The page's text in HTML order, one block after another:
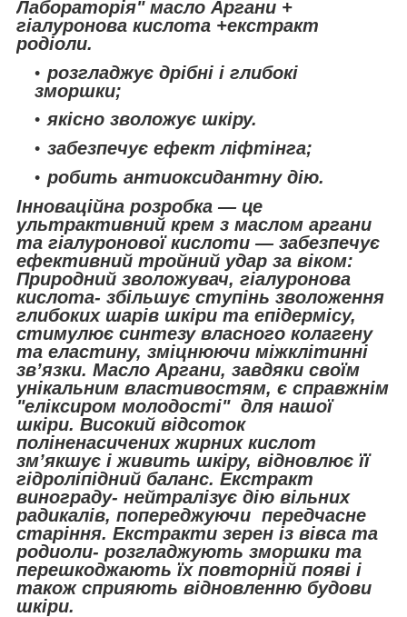
Лабораторія" масло Аргани +
гіалуронова кислота +екстракт
родіоли.
розгладжує дрібні і глибокі
зморшки;
якісно зволожує шкіру.
забезпечує ефект ліфтінга;
робить антиоксидантну дію.
Інноваційна розробка — це
ультрактивний крем з маслом аргани
та гіалуронової кислоти — забезпечує
ефективний тройний удар за віком:
Природний зволожувач, гіалуронова
кислота- збільшує ступінь зволоження
глибоких шарів шкіри та епідермісу,
стимулює синтезу власного колагену
та еластину, зміцнюючи міжклітинні
зв’язки. Масло Аргани, завдяки своїм
унікальним властивостям, є справжнім
"еліксиром молодості" для нашої
шкіри. Високий відсоток
поліненасичених жирних кислот
зм’якшує і живить шкіру, відновлює її
гідроліпідний баланс. Екстракт
винограду- нейтралізує дію вільних
радикалів, попереджуючи передчасне
старіння. Екстракти зерен із вівса та
родиоли- розгладжують зморшки та
перешкоджають їх повторній появі і
також сприяють відновленню будови
шкіри.